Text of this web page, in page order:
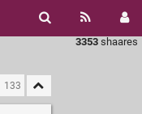
3353 shaares